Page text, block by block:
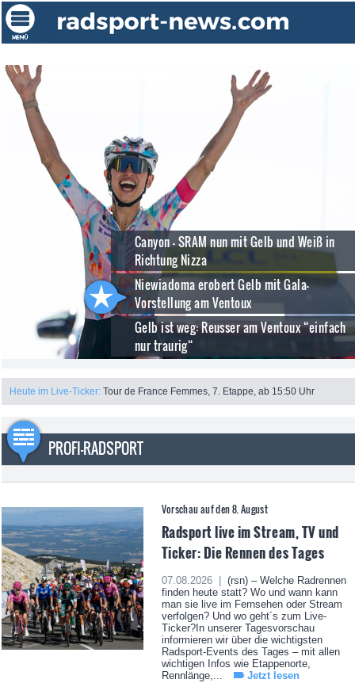
Canyon - SRAM nun mit Gelb und Weiß in
Richtung Nizza
Niewiadoma erobert Gelb mit Gala-
Vorstellung am Ventoux
Gelb ist weg: Reusser am Ventoux “einfach
nur traurig“
Heute im Live-Ticker: Tour de France Femmes, 7. Etappe, ab 15:50 Uhr
PROFI-RADSPORT
Vorschau auf den 8. August
Radsport live im Stream, TV und
Ticker: Die Rennen des Tages
07.08.2026 |
(rsn) – Welche Radrennen
finden heute statt? Wo und wann kann
man sie live im Fernsehen oder Stream
verfolgen? Und wo geht´s zum Live-
Ticker?In unserer Tagesvorschau
informieren wir über die wichtigsten
Radsport-Events des Tages – mit allen
wichtigen Infos wie Etappenorte,
Rennlänge,...
Jetzt lesen